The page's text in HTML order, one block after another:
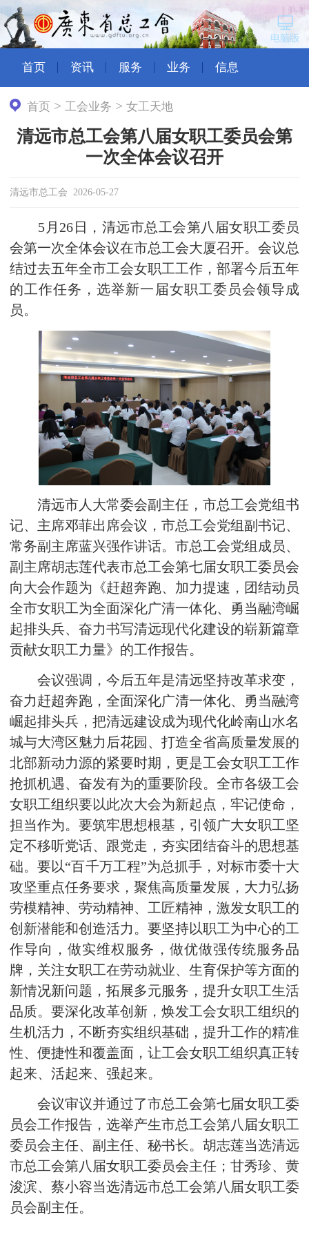
首页 资讯 服务 业务 信息
首页 > 工会业务 >女工天地
清远市总工会第八届女职工委员会第
一次全体会议召开
清远市总工会 2026-05-27
5月26日，清远市总工会第八届女职工委员
会第一次全体会议在市总工会大厦召开。会议总
结过去五年全市工会女职工工作，部署今后五年
的工作任务，选举新一届女职工委员会领导成
员。
清远市人大常委会副主任，市总工会党组书
记、主席邓菲出席会议，市总工会党组副书记、
常务副主席蓝兴强作讲话。市总工会党组成员、
副主席胡志莲代表市总工会第七届女职工委员会
向大会作题为《赶超奔跑、加力提速，团结动员
全市女职工为全面深化广清一体化、勇当融湾崛
起排头兵、奋力书写清远现代化建设的崭新篇章
贡献女职工力量》的工作报告。
会议强调，今后五年是清远坚持改革求变，
奋力赶超奔跑，全面深化广清一体化、勇当融湾
崛起排头兵，把清远建设成为现代化岭南山水名
城与大湾区魅力后花园、打造全省高质量发展的
北部新动力源的紧要时期，更是工会女职工工作
抢抓机遇、奋发有为的重要阶段。全市各级工会
女职工组织要以此次大会为新起点，牢记使命，
担当作为。要筑牢思想根基，引领广大女职工坚
定不移听党话、跟党走，夯实团结奋斗的思想基
础。要以“百千万工程”为总抓手，对标市委十大
攻坚重点任务要求，聚焦高质量发展，大力弘扬
劳模精神、劳动精神、工匠精神，激发女职工的
创新潜能和创造活力。要坚持以职工为中心的工
作导向，做实维权服务，做优做强传统服务品
牌，关注女职工在劳动就业、生育保护等方面的
新情况新问题，拓展多元服务，提升女职工生活
品质。要深化改革创新，焕发工会女职工组织的
生机活力，不断夯实组织基础，提升工作的精准
性、便捷性和覆盖面，让工会女职工组织真正转
起来、活起来、强起来。
会议审议并通过了市总工会第七届女职工委
员会工作报告，选举产生市总工会第八届女职工
委员会主任、副主任、秘书长。胡志莲当选清远
市总工会第八届女职工委员会主任；甘秀珍、黄
浚滨、蔡小容当选清远市总工会第八届女职工委
员会副主任。